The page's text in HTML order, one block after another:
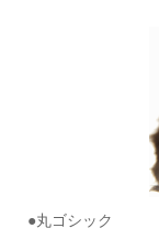
●丸ゴシック